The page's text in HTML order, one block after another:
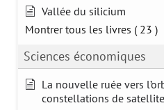
Vallée du silicium
Montrer tous les livres ( 23 )
Sciences économiques
La nouvelle ruée vers
constellations de